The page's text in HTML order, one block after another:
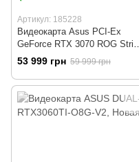
Артикул: 185228
Видеокарта Asus PCI-Ex
GeForce RTX 3070 ROG Strix
Gaming OC 8GB GDDR6
(256bit) (14000) (2 x HDMI, 3 x
DisplayPort) (ROG-STRIX-
RTX3070-O8G-GAMING)
53 999 грн 59 999 грн